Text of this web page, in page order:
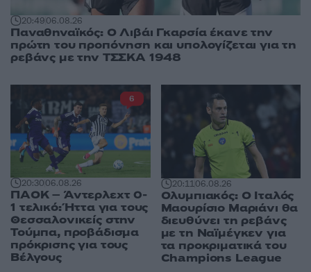
20:4906.08.26
Παναθηναϊκός: Ο Λιβάι Γκαρσία έκανε την
πρώτη του προπόνηση και υπολογίζεται για τη
ρεβάνς με την ΤΣΣΚΑ 1948
20:3006.08.26
ΠΑΟΚ – Άντερλεχτ 0-
1 τελικό: Ήττα για τους
Θεσσαλονικείς στην
Τούμπα, προβάδισμα
πρόκρισης για τους
Βέλγους
6
20:1106.08.26
Ολυμπιακός: Ο Ιταλός
Μαουρίσιο Μαριάνι θα
διευθύνει τη ρεβάνς
με τη Ναϊμέγκεν για
τα προκριματικά του
Champions League